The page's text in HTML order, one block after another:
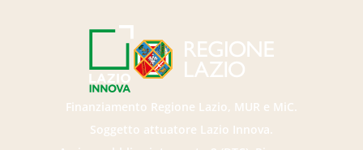
Finanziamento Regione Lazio, MUR e MiC.
Soggetto attuatore Lazio Innova.